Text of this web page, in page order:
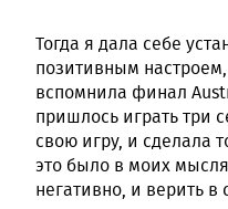
Тогда я дала себе
позитивным
вспомнила финал
пришлось играть три
свою игру, и сделала
это было в моих
негативно, и верить в